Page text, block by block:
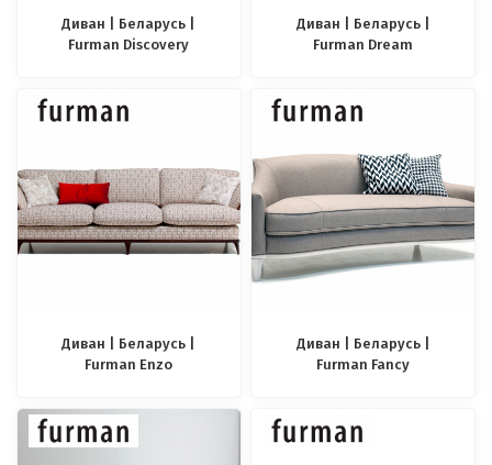
Диван | Беларусь |
Furman Discovery
Диван | Беларусь |
Furman Dream
Диван | Беларусь |
Furman Enzo
Диван | Беларусь |
Furman Fancy